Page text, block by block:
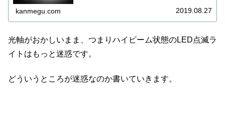
kanmegu.com 2019.08.27
光軸がおかしいまま、つまりハイビーム状態のLED点滅ラ
イトはもっと迷惑です。
どういうところが迷惑なのか書いていきます。